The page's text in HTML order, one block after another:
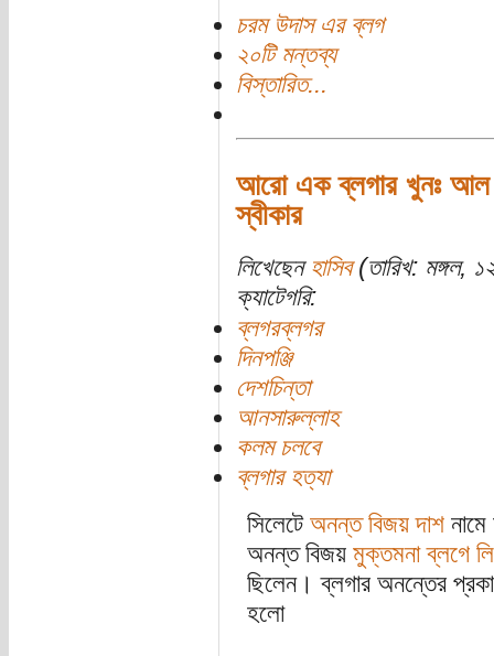
চরম উদাস এর ব্লগ
২০টি মন্তব্য
বিস্তারিত...
আরো এক ব্লগার খুনঃ আল
স্বীকার
লিখেছেন হাসিব(তারিখ: মঙ্গল,
ক্যাটেগরি:
ব্লগরব্লগর
দিনপঞ্জি
দেশচিন্তা
আনসারুল্লাহ
কলম চলবে
ব্লগার হত্যা
সিলেটে অনন্ত বিজয় দাশনামে
অনন্ত বিজয় মুক্তমনা ব্লগে
ছিলেন। ব্লগার অনন্তের
হলো